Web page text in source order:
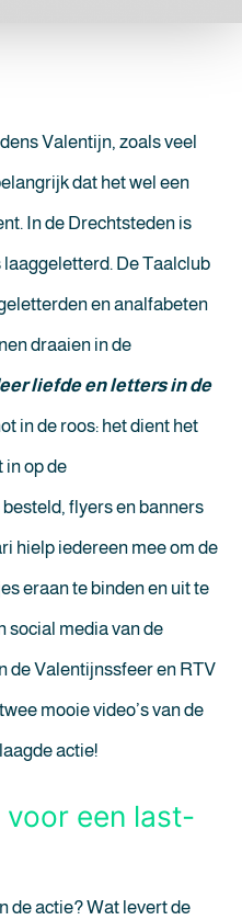
Valentijn, zoals veel
dat het wel een
In de Drechtsteden is
laaggeletterd. De Taalclub
en analfabeten
draaien in de
liefde en letters in de
in de roos: het dient het
in op de
flyers en banners
hielp iedereen mee om de
eraan te binden en uit te
social media van de
de Valentijnssfeer en RTV
mooie video’s van de
actie!
een last-
de actie? Wat levert de